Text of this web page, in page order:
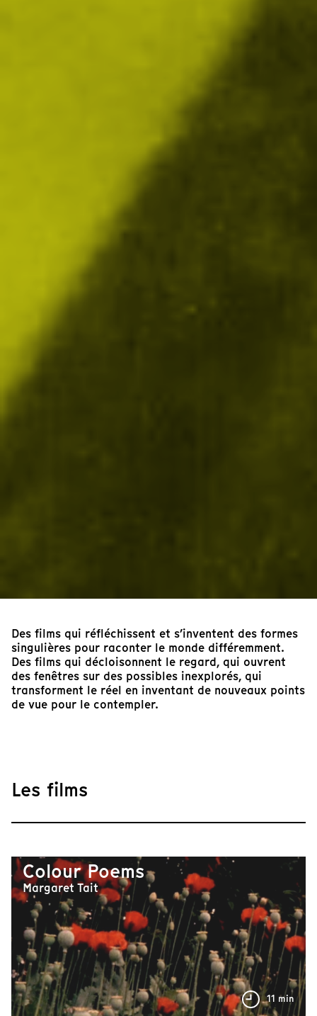
Des films qui réfléchissent et s’inventent des formes
singulières pour raconter le monde différemment.
Des films qui décloisonnent le regard, qui ouvrent
des fenêtres sur des possibles inexplorés, qui
transforment le réel en inventant de nouveaux points
de vue pour le contempler.
Les films
Colour Poems
Margaret Tait
11 min